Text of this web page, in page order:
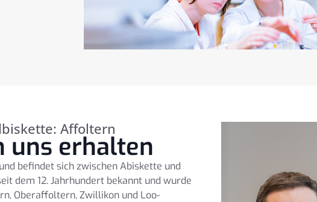
Affoltern
uns erhalten
befindet sich zwischen Abiskette und
dem 12. Jahrhundert bekannt und wurde
Oberaffoltern, Zwillikon und Loo-